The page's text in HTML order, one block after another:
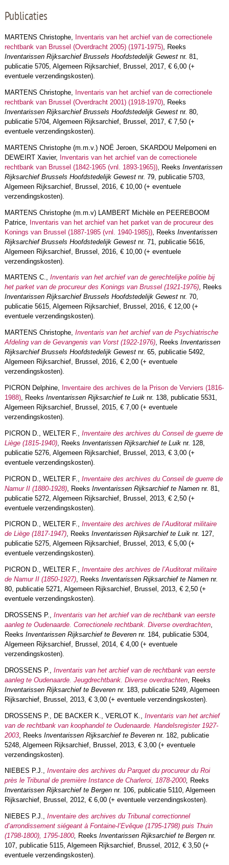
Publicaties
MARTENS Christophe, Inventaris van het archief van de correctionele
rechtbank van Brussel (Overdracht 2005) (1971-1975), Reeks
Inventarissen Rijksarchief Brussels Hoofdstedelijk Gewestnr. 81,
publicatie 5705, Algemeen Rijksarchief, Brussel, 2017, € 6,00 (+
eventuele verzendingskosten).
MARTENS Christophe, Inventaris van het archief van de correctionele
rechtbank van Brussel (Overdracht 2001) (1918-1970), Reeks
Inventarissen Rijksarchief Brussels Hoofdstedelijk Gewestnr. 80,
publicatie 5704, Algemeen Rijksarchief, Brussel, 2017, € 7,50 (+
eventuele verzendingskosten).
MARTENS Christophe (m.m.v.) NOË Jeroen, SKARDOU Melpomeni en
DEWEIRT Xavier,
Inventaris van het archief van de correctionele
rechtbank van Brussel (1842-1965 (vnl. 1893-1965)), Reeks Inventarissen
Rijksarchief Brussels Hoofdstedelijk Gewestnr. 79, publicatie 5703,
Algemeen Rijksarchief, Brussel, 2016, € 10,00 (+ eventuele
verzendingskosten).
MARTENS Christophe (m.m.v) LAMBERT Michèle en PEEREBOOM
Patrice, Inventaris van het archief van het parket van de procureur des
Konings van Brussel (1887-1985 (vnl. 1940-1985)), Reeks Inventarissen
Rijksarchief Brussels Hoofdstedelijk Gewestnr. 71, publicatie 5616,
Algemeen Rijksarchief, Brussel, 2016, € 10,00 (+ eventuele
verzendingskosten).
MARTENS C., Inventaris van het archief van de gerechtelijke politie bij
het parket van de procureur des Konings van Brussel (1921-1976), Reeks
Inventarissen Rijksarchief Brussels Hoofdstedelijk Gewestnr. 70,
publicatie 5615, Algemeen Rijksarchief, Brussel, 2016, € 12,00 (+
eventuele verzendingskosten).
MARTENS Christophe, Inventaris van het archief van de Psychiatrische
Afdeling van de Gevangenis van Vorst (1922-1976), Reeks Inventarissen
Rijksarchief Brussels Hoofdstedelijk Gewestnr. 65, publicatie 5492,
Algemeen Rijksarchief, Brussel, 2016, € 2,00 (+ eventuele
verzendingskosten).
PICRON Delphine, Inventaire des archives de la Prison de Verviers (1816-
1988), Reeks Inventarissen Rijksarchief te Luiknr. 138, publicatie 5531,
Algemeen Rijksarchief, Brussel, 2015, € 7,00 (+ eventuele
verzendingskosten).
PICRON D., WELTER F., Inventaire des archives du Conseil de guerre de
Liège (1815-1940), Reeks Inventarissen Rijksarchief te Luiknr. 128,
publicatie 5276, Algemeen Rijksarchief, Brussel, 2013, € 3,00 (+
eventuele verzendingskosten).
PICRON D., WELTER F., Inventaire des archives du Conseil de guerre de
Namur II (1880-1928), Reeks Inventarissen Rijksarchief te Namennr. 81,
publicatie 5272, Algemeen Rijksarchief, Brussel, 2013, € 2,50 (+
eventuele verzendingskosten).
PICRON D., WELTER F., Inventaire des archives de l’Auditorat militaire
de Liège (1817-1947), Reeks Inventarissen Rijksarchief te Luiknr. 127,
publicatie 5275, Algemeen Rijksarchief, Brussel, 2013, € 5,00 (+
eventuele verzendingskosten).
PICRON D., WELTER F., Inventaire des archives de l’Auditorat militaire
de Namur II (1850-1927), Reeks Inventarissen Rijksarchief te Namennr.
80, publicatie 5271, Algemeen Rijksarchief, Brussel, 2013, € 2,50 (+
eventuele verzendingskosten).
DROSSENS P., Inventaris van het archief van de rechtbank van eerste
aanleg te Oudenaarde. Correctionele rechtbank. Diverse overdrachten,
Reeks Inventarissen Rijksarchief te Beverennr. 184, publicatie 5304,
Algemeen Rijksarchief, Brussel, 2014, € 4,00 (+ eventuele
verzendingskosten).
DROSSENS P., Inventaris van het archief van de rechtbank van eerste
aanleg te Oudenaarde. Jeugdrechtbank. Diverse overdrachten, Reeks
Inventarissen Rijksarchief te Beverennr. 183, publicatie 5249, Algemeen
Rijksarchief, Brussel, 2013, € 3,00 (+ eventuele verzendingskosten).
DROSSENS P., DE BACKER K., VERLOT K., Inventaris van het archief
van de rechtbank van koophandel te Oudenaarde. Handelsregister 1927-
2003, Reeks Inventarissen Rijksarchief te Beverennr. 182, publicatie
5248, Algemeen Rijksarchief, Brussel, 2013, € 3,00 (+ eventuele
verzendingskosten).
NIEBES P.J., Inventaire des archives du Parquet du procureur du Roi
près le Tribunal de première Instance de Charleroi, 1878-2000, Reeks
Inventarissen Rijksarchief te Bergennr. 106, publicatie 5110, Algemeen
Rijksarchief, Brussel, 2012, € 6,00 (+ eventuele verzendingskosten).
NIEBES P.J., Inventaire des archives du Tribunal correctionnel
d’arrondissement siégeant à Fontaine-l’Evêque (1795-1798) puis Thuin
(1798-1800), 1795-1800, Reeks Inventarissen Rijksarchief te Bergennr.
107, publicatie 5115, Algemeen Rijksarchief, Brussel, 2012, € 3,50 (+
eventuele verzendingskosten).